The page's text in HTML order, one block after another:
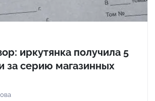
иркутянка получила 5
за серию магазинных